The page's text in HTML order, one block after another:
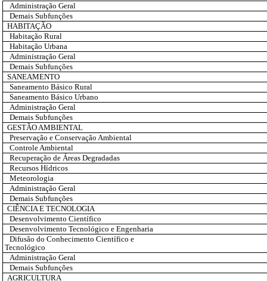
Administração Geral
Demais Subfunções
HABITAÇÃO
Habitação Rural
Habitação Urbana
Administração Geral
Demais Subfunções
SANEAMENTO
Saneamento Básico Rural
Saneamento Básico Urbano
Administração Geral
Demais Subfunções
GESTÃO AMBIENTAL
Preservação e Conservação Ambiental
Controle Ambiental
Recuperação de Áreas Degradadas
Recursos Hídricos
Meteorologia
Administração Geral
Demais Subfunções
CIÊNCIA E TECNOLOGIA
Desenvolvimento Científico
Desenvolvimento Tecnológico e Engenharia
Difusão do Conhecimento Científico e
Tecnológico
Administração Geral
Demais Subfunções
AGRICULTURA